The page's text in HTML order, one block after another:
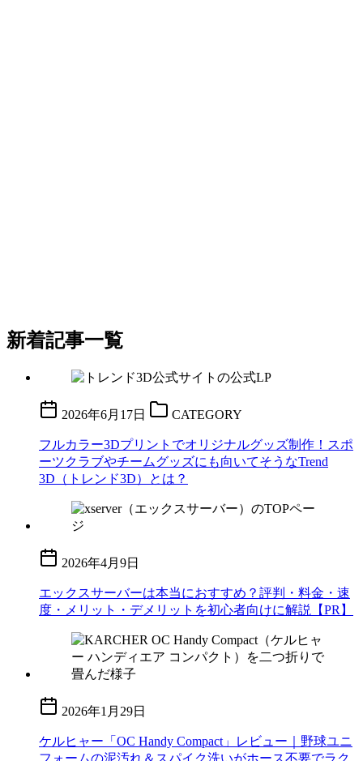
新着記事一覧
2026年6月17日 CATEGORY
フルカラー3Dプリントでオリジナルグッズ制作！スポ
ーツクラブやチームグッズにも向いてそうなTrend
3D（トレンド3D）とは？
2026年4月9日
エックスサーバーは本当におすすめ？評判・料金・速
度・メリット・デメリットを初心者向けに解説【PR】
2026年1月29日
ケルヒャー「OC Handy Compact」レビュー｜野球ユニ
フォームの泥汚れ＆スパイク洗いがホース不要でラク